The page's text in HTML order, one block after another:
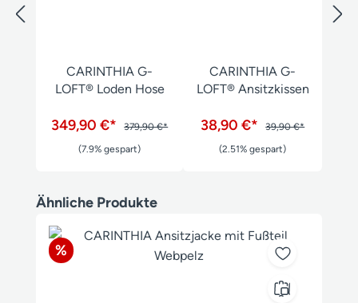
CARINTHIA G-
LOFT® Loden Hose
349,90 €*
379,90 €*
(7.9% gespart)
CARINTHIA G-
LOFT® Ansitzkissen
38,90 €*
39,90 €*
(2.51% gespart)
Produktgalerie überspringen
Ähnliche Produkte
Rabatt
%